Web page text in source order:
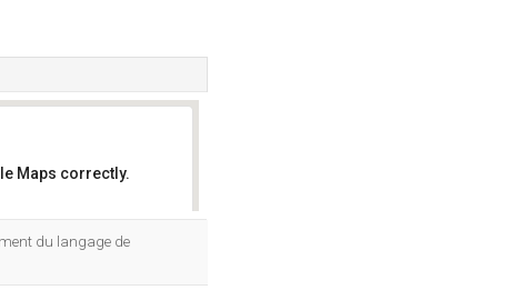
Maps correctly.
du langage de